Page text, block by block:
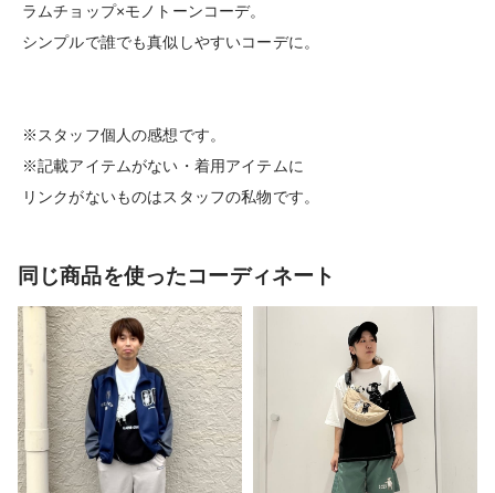
ラムチョップ×モノトーンコーデ。
シンプルで誰でも真似しやすいコーデに。
※スタッフ個人の感想です。
※記載アイテムがない・着用アイテムに
リンクがないものはスタッフの私物です。
同じ商品を使ったコーディネート